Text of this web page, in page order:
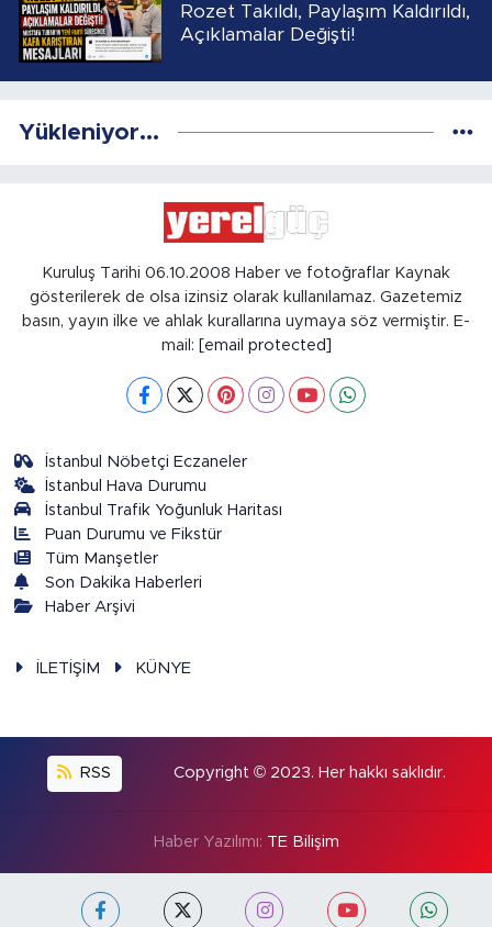
Rozet Takıldı, Paylaşım Kaldırıldı,
Açıklamalar Değişti!
Yükleniyor...
Kuruluş Tarihi 06.10.2008 Haber ve fotoğraflar Kaynak
gösterilerek de olsa izinsiz olarak kullanılamaz. Gazetemiz
basın, yayın ilke ve ahlak kurallarına uymaya söz vermiştir. E-
mail:
[email protected]
İstanbul Nöbetçi Eczaneler
İstanbul Hava Durumu
İstanbul Trafik Yoğunluk Haritası
Puan Durumu ve Fikstür
Tüm Manşetler
Son Dakika Haberleri
Haber Arşivi
İLETİŞİM KÜNYE
RSS Copyright © 2023. Her hakkı saklıdır.
Haber Yazılımı: TE Bilişim